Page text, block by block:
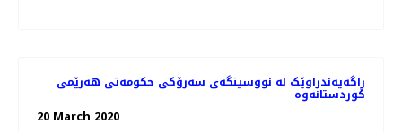
ڕاگەیەندراوێک لە نووسینگەی سەرۆکی حکومەتی هەرێمی
کوردستانەوە
20 March 2020